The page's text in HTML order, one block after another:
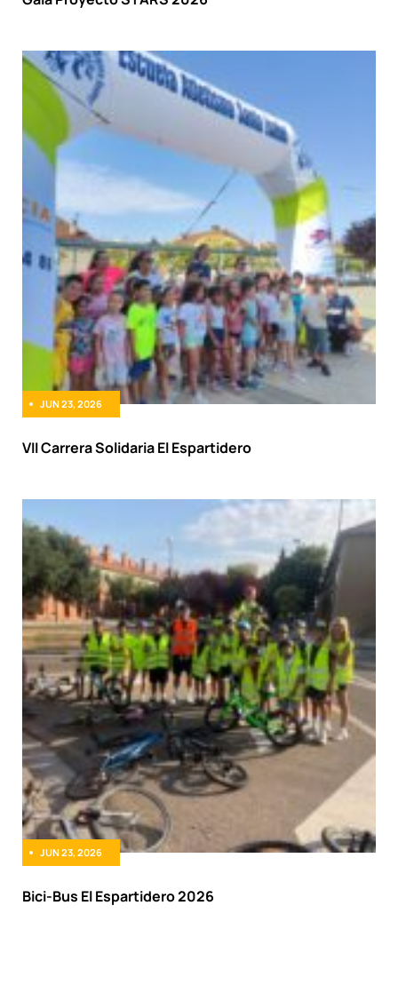
JUN 23, 2026
VII Carrera Solidaria El Espartidero
JUN 23, 2026
Bici-Bus El Espartidero 2026